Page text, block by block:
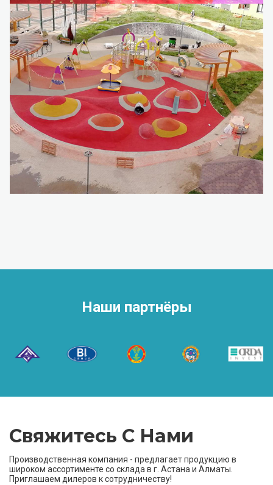
Детский игровой комплекс
Наши партнёры
Свяжитесь С Нами
Производственная компания - предлагает продукцию в
широком ассортименте со склада в г. Астана и Алматы.
Приглашаем дилеров к сотрудничеству!